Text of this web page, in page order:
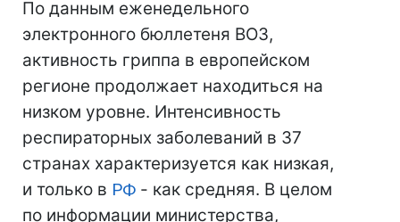
По данным еженедельного
электронного бюллетеня ВОЗ,
активность гриппа в европейском
регионе продолжает находиться на
низком уровне. Интенсивность
респираторных заболеваний в 37
странах характеризуется как низкая,
и только в РФ - как средняя. В целом
по информации министерства,